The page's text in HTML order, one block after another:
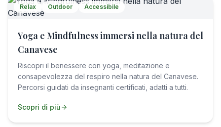
Relax Outdoor Accessibile
Yoga e Mindfulness immersi nella natura del
Canavese
Riscopri il benessere con yoga, meditazione e
consapevolezza del respiro nella natura del Canavese.
Percorsi guidati da insegnanti certificati, adatti a tutti.
Scopri di più